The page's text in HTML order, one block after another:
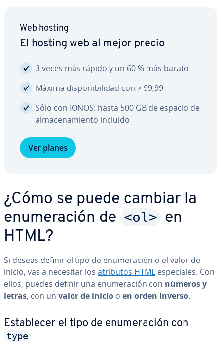
Web hosting
El hosting web al mejor precio
3 veces más rápido y un 60 % más barato
Máxima di­s­po­ni­bi­li­dad con > 99,99
Sólo con IONOS: hasta 500 GB de espacio de
al­ma­ce­na­mie­n­to incluido
Ver planes
¿Cómo se puede cambiar la
enu­me­ra­ción de <ol> en
HTML?
Si deseas definir el tipo de enu­me­ra­ción o el valor de
inicio, vas a necesitar los atributos HTML es­pe­cia­les. Con
ellos, puedes definir una enu­me­ra­ción con números y
letras, con un valor de inicio o en orden inverso.
Es­ta­ble­cer el tipo de enu­me­ra­ción con
type